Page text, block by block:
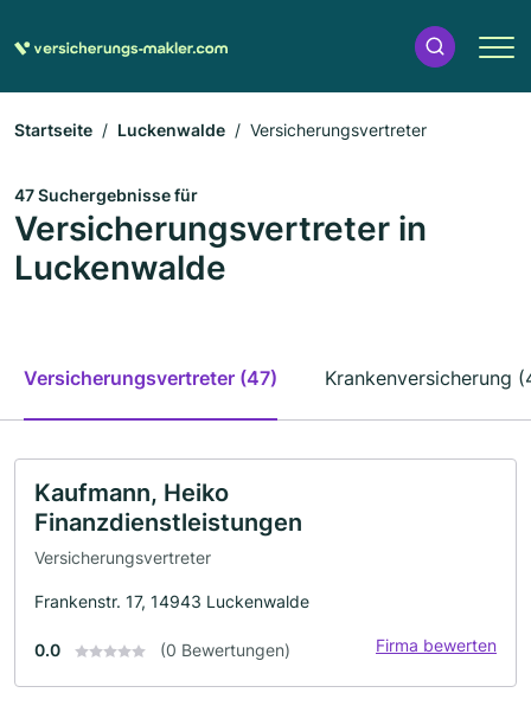
Startseite Luckenwalde Versicherungsvertreter
47 Suchergebnisse für
Versicherungsvertreter in
Luckenwalde
Versicherungsvertreter (47) Krankenversicherung
Kaufmann, Heiko
Finanzdienstleistungen
Versicherungsvertreter
Frankenstr. 17, 14943 Luckenwalde
0.0 (0 Bewertungen) Firma bewerten